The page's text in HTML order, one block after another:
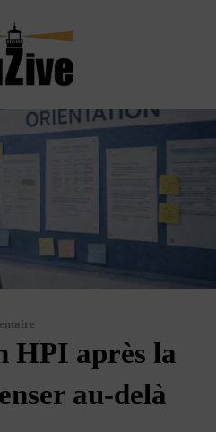
HPI après la
au-delà